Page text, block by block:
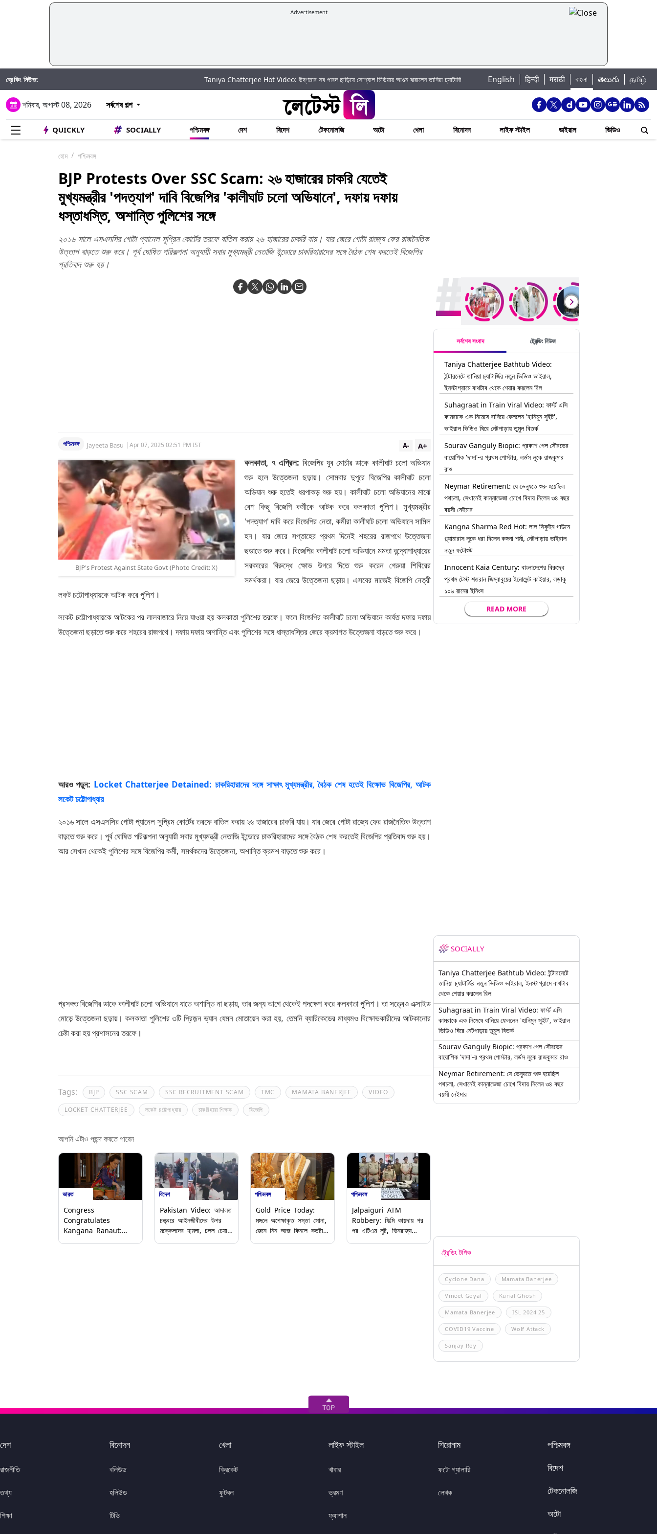
Advertisement
ব্রেকিং নিউজ: Taniya Chatterjee Hot Video: উষ্ণতার সব পারদ ছাড়িয়ে সোশ্যাল মিডিয়ায় আগুন ঝরালেন তানিয়া চ্যাটার্জি|Jannat Toha Hot Video: জান্নাত তোহার নতুন ইনস্টা পোস্ট দেখে হৃদয় গলল
English हिन्दी मराठी বাংলা తెలుగు தமிழ்
শনিবার, অগাস্ট 08, 2026 সর্বশেষ গল্প
QUICKLY SOCIALLY পশ্চিমবঙ্গ দেশ বিদেশ টেকনোলজি অটো খেলা বিনোদন লাইফ স্টাইল ভাইরাল ভিডিও
হোম পশ্চিমবঙ্গ
BJP Protests Over SSC Scam: ২৬ হাজারের চাকরি যেতেই
মুখ্যমন্ত্রীর 'পদত্যাগ' দাবি বিজেপির 'কালীঘাট চলো অভিযানে', দফায় দফায়
ধস্তাধস্তি, অশান্তি পুলিশের সঙ্গে
২০১৬ সালে এসএসসির গোটা প্যানেল সুপ্রিম কোর্টের তরফে বাতিল করায় ২৬ হাজারের চাকরি যায়। যার জেরে গোটা রাজ্যে ফের রাজনৈতিক
উত্তাপ বাড়তে শুরু করে। পূর্ব ঘোষিত পরিকল্পনা অনুযায়ী সবার মুখ্যমন্ত্রী নেতাজি ইন্ডোরে চাকরিহারাদের সঙ্গে বৈঠক শেষ করতেই বিজেপির
প্রতিবাদ শুরু হয়।
পশ্চিমবঙ্গ Jayeeta Basu |Apr 07, 2025 02:51 PM IST A+
A-
BJP's Protest Against State Govt (Photo Credit: X)
কলকাতা, ৭ এপ্রিল: বিজেপির যুব মোর্চার ডাকে কালীঘাট চলো অভিযান
শুরু হলে উত্তেজনা ছড়ায়। সোমবার দুপুরে বিজেপির কালীঘাট চলো
অভিযান শুরু হতেই ধরপাকড় শুরু হয়। কালীঘাট চলো অভিযানের মাঝে
বেশ কিছু বিজেপি কর্মীকে আটক করে কলকাতা পুলিশ। মুখ্যমন্ত্রীর
'পদত্যাগ' দাবি করে বিজেপির নেতা, কর্মীরা কালীঘাট চলো অভিযানে সামিল
হন। যার জেরে সপ্তাহের প্রথম দিনেই শহরের রাজপথে উত্তেজনা
ছড়াতে শুরু করে। বিজেপির কালীঘাট চলো অভিযানে মমতা বন্দ্যোপাধ্যায়ের
সরকারের বিরুদ্ধে ক্ষোভ উগরে দিতে শুরু করেন গেরুয়া শিবিরের
সমর্থকরা। যার জেরে উত্তেজনা ছড়ায়। এসবের মাজেই বিজেপি নেত্রী
লকট চট্টোপাধ্যায়কে আটক করে পুলিশ।
লকেট চট্টোপাধ্যায়কে আটকের পর লালবাজারে নিয়ে যাওয়া হয় কলকাতা পুলিশের তরফে। ফলে বিজেপির কালীঘাট চলো অভিযানে কার্যত দফায় দফায়
উত্তেজনা ছড়াতে শুরু করে শহরের রাজপথে। দফায় দফায় অশান্তি এবং পুলিশের সঙ্গে ধাস্তাধস্তির জেরে ক্রমাগত উত্তেজনা বাড়তে শুরু করে।
আরও পড়ুন: Locket Chatterjee Detained: চাকরিহারাদের সঙ্গে সাক্ষাৎ মুখ্যমন্ত্রীর, বৈঠক শেষ হতেই বিক্ষোভ বিজেপির, আটক
লকেট চট্টোপাধ্যায়
২০১৬ সালে এসএসসির গোটা প্যানেল সুপ্রিম কোর্টের তরফে বাতিল করায় ২৬ হাজারের চাকরি যায়। যার জেরে গোটা রাজ্যে ফের রাজনৈতিক উত্তাপ
বাড়তে শুরু করে। পূর্ব ঘোষিত পরিকল্পনা অনুযায়ী সবার মুখ্যমন্ত্রী নেতাজি ইন্ডোরে চাকরিহারাদের সঙ্গে বৈঠক শেষ করতেই বিজেপির প্রতিবাদ শুরু হয়।
আর সেখান থেকেই পুলিশের সঙ্গে বিজেপির কর্মী, সমর্থকদের উত্তেজনা, অশান্তি ক্রমশ বাড়তে শুরু করে।
প্রসঙ্গত বিজেপির ডাকে কালীঘাট চলো অভিযানে যাতে অশান্তি না ছড়ায়, তার জন্য আগে থেকেই পদক্ষেপ করে কলকাতা পুলিশ। তা সত্ত্বেও এক্সাইড
মোড়ে উত্তেজনা ছড়ায়। কলকাতা পুলিশের ৩টি প্রিজ়ন ভ্যান যেমন মোতায়েন করা হয়, তেমনি ব্যারিকেডের মাধ্যমও বিক্ষোভকারীদের আটকানোর
চেষ্টা করা হয় প্রশাসনের তরফে।
Tags: BJP SSC SCAM SSC RECRUITMENT SCAM TMC MAMATA BANERJEE VIDEO
LOCKET CHATTERJEE লকেট চট্টোপাধ্যায় চাকরিহারা শিক্ষক বিজেপি
আপনি এটাও পছন্দ করতে পারেন
ভারত
Congress
Congratulates
Kangana Ranaut:
বিদেশ
Pakistan Video: আদালত
চত্ত্বরে আইনজীবীদের উপর
মক্কেলদের হামলা, চলল চেয়ার
পশ্চিমবঙ্গ
Gold Price Today:
মঙ্গলে অপেক্ষাকৃত সস্তা সোনা,
জেনে নিন আজ কিনলে কতটা
পশ্চিমবঙ্গ
Jalpaiguri ATM
Robbery: ফিল্মি কায়দায় পর
পর এটিএম লুট, ভিনরাজ্য
সর্বশেষ সংবাদ ট্রেন্ডিং নিউজ
Taniya Chatterjee Bathtub Video:
ইন্টারনেটে তানিয়া চ্যাটার্জির নতুন ভিডিও ভাইরাল,
ইনস্টাগ্রামে বাথটাব থেকে শেয়ার করলেন রিল
Suhagraat in Train Viral Video: ফার্স্ট এসি
কামরাকে এক নিমেষে বানিয়ে ফেললেন 'হানিমুন সুইট',
ভাইরাল ভিডিও ঘিরে নেটপাড়ায় তুমুল বিতর্ক
Sourav Ganguly Biopic: প্রকাশ পেল সৌরভের
বায়োপিক 'দাদা'-র প্রথম পোস্টার, লর্ডস লুকে রাজকুমার
রাও
Neymar Retirement: যে ভেন্যুতে শুরু হয়েছিল
পথচলা, সেখানেই কান্নাভেজা চোখে বিদায় নিলেন ৩৪ বছর
বয়সী নেইমার
Kangna Sharma Red Hot: লাল সিকুইন গাউনে
গ্ল্যামারাস লুকে ধরা দিলেন কঙ্গনা শর্মা, নেটপাড়ায় ভাইরাল
নতুন ফটোশুট
Innocent Kaia Century: বাংলাদেশের বিরুদ্ধে
প্রথম টেস্ট শতরান জিম্বাবুয়ের ইনোসেন্ট কাইয়ার, লড়াকু
১০৬ রানের ইনিংস
READ MORE
SOCIALLY
Taniya Chatterjee Bathtub Video: ইন্টারনেটে
তানিয়া চ্যাটার্জির নতুন ভিডিও ভাইরাল, ইনস্টাগ্রামে বাথটাব
থেকে শেয়ার করলেন রিল
Suhagraat in Train Viral Video: ফার্স্ট এসি
কামরাকে এক নিমেষে বানিয়ে ফেললেন 'হানিমুন সুইট', ভাইরাল
ভিডিও ঘিরে নেটপাড়ায় তুমুল বিতর্ক
Sourav Ganguly Biopic: প্রকাশ পেল সৌরভের
বায়োপিক 'দাদা'-র প্রথম পোস্টার, লর্ডস লুকে রাজকুমার রাও
Neymar Retirement: যে ভেন্যুতে শুরু হয়েছিল
পথচলা, সেখানেই কান্নাভেজা চোখে বিদায় নিলেন ৩৪ বছর
বয়সী নেইমার
ট্রেন্ডিং টপিক
Cyclone Dana Mamata Banerjee
Vineet Goyal Kunal Ghosh
Mamata Banerjee ISL 2024 25
COVID19 Vaccine Wolf Attack
Sanjay Roy
দেশ
রাজনীতি
তথ্য
শিক্ষা
বিনোদন
বলিউড
হলিউড
টিভি
খেলা
ক্রিকেট
ফুটবল
লাইফ স্টাইল
খাবার
ভ্রমণ
ফ্যাশান
শিরোনাম
ফটো গ্যালারি
লেখক
পশ্চিমবঙ্গ
বিদেশ
টেকনোলজি
অটো